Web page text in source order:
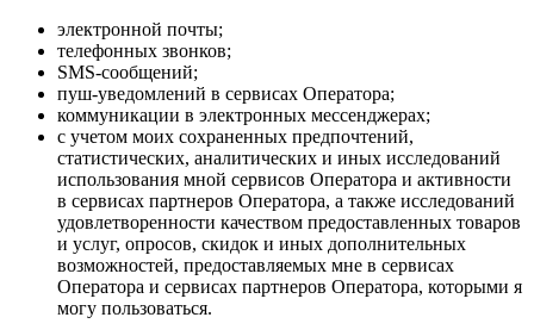
электронной почты;
телефонных звонков;
SMS-сообщений;
пуш-уведомлений в сервисах Оператора;
коммуникации в электронных мессенджерах;
с учетом моих сохраненных предпочтений,
статистических, аналитических и иных исследований
использования мной сервисов Оператора и активности
в сервисах партнеров Оператора, а также исследований
удовлетворенности качеством предоставленных товаров
и услуг, опросов, скидок и иных дополнительных
возможностей, предоставляемых мне в сервисах
Оператора и сервисах партнеров Оператора, которыми я
могу пользоваться.